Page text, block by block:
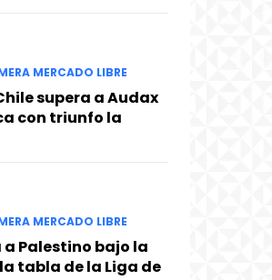
MERCADO LIBRE
supera a Audax
con triunfo la
MERCADO LIBRE
a Palestino bajo la
tabla de la Liga de